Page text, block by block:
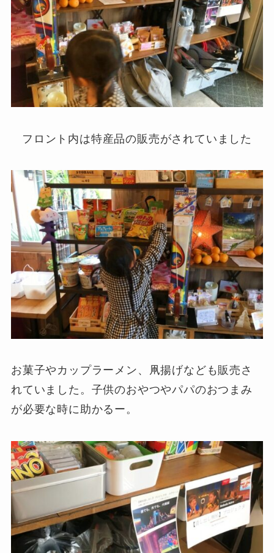
フロント内は特産品の販売がされていました
お菓子やカップラーメン、凧揚げなども販売さ
れていました。子供のおやつやパパのおつまみ
が必要な時に助かるー。